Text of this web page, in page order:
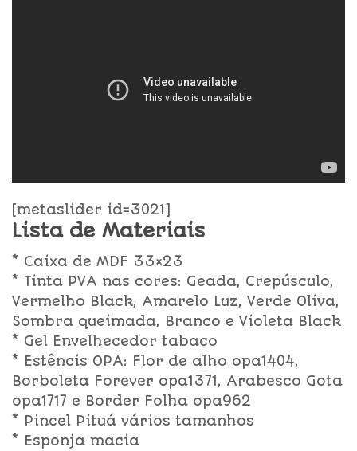
[metaslider id=3021]
Lista de Materiais
* Caixa de MDF 33×23
* Tinta PVA nas cores: Geada, Crepúsculo,
Vermelho Black, Amarelo Luz, Verde Oliva,
Sombra queimada, Branco e Violeta Black
* Gel Envelhecedor tabaco
* Estêncis OPA: Flor de alho opa1404,
Borboleta Forever opa1371, Arabesco Gota
opa1717 e Border Folha opa962
* Pincel Pituá vários tamanhos
* Esponja macia